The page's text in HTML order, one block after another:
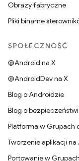
Obrazy fabryczne
Pliki binarne
SPOŁECZNOŚĆ
@Android na X
@AndroidDev na X
Blog o Androidzie
Blog o
Platforma w Grupach
Tworzenie aplikacji
Portowanie w